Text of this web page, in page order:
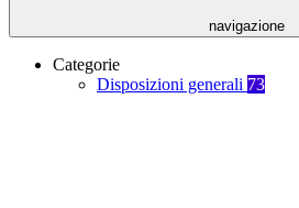
navigazione
Categorie
Disposizioni generali 73